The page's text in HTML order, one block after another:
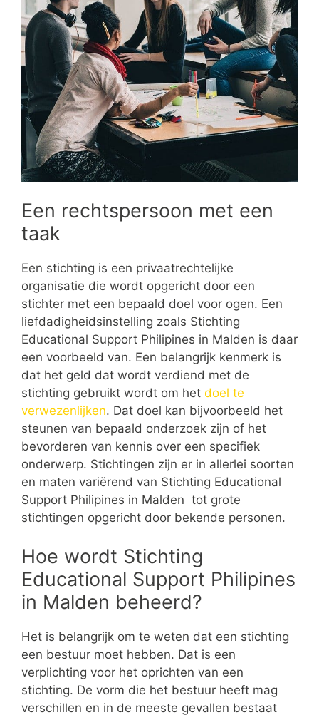
Een rechtspersoon met een
taak
Een stichting is een privaatrechtelijke
organisatie die wordt opgericht door een
stichter met een bepaald doel voor ogen. Een
liefdadigheidsinstelling zoals Stichting
Educational Support Philipines in Malden is daar
een voorbeeld van. Een belangrijk kenmerk is
dat het geld dat wordt verdiend met de
stichting gebruikt wordt om het doel te
verwezenlijken. Dat doel kan bijvoorbeeld het
steunen van bepaald onderzoek zijn of het
bevorderen van kennis over een specifiek
onderwerp. Stichtingen zijn er in allerlei soorten
en maten variërend van Stichting Educational
Support Philipines in Malden tot grote
stichtingen opgericht door bekende personen.
Hoe wordt Stichting
Educational Support Philipines
in Malden beheerd?
Het is belangrijk om te weten dat een stichting
een bestuur moet hebben. Dat is een
verplichting voor het oprichten van een
stichting. De vorm die het bestuur heeft mag
verschillen en in de meeste gevallen bestaat